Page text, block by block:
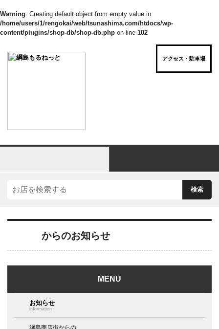
Warning: Creating default object from empty value in
/home/users/1/rengokai/web/tsunashima.com/htdocs/wp-
content/plugins/shop-db/shop-db.php on line 102
アクセス・駐車場
からのお知らせ
MENU
お知らせ
information
綱島商店街からの